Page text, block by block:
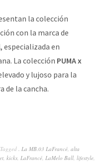
la colección
con la marca de
, especializada en
La colección PUMA x
y lujoso para la
de la cancha.
Tagged . La MB.03 LaFrancé alta
kicks LaFrancé LaMelo Ball lifestyle